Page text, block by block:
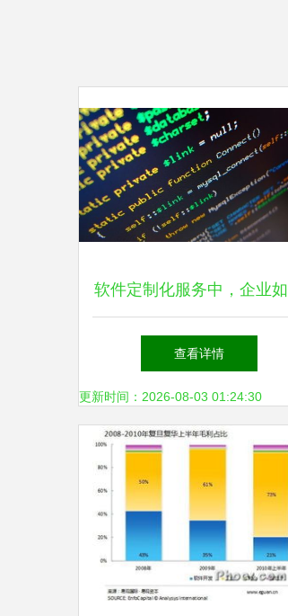
软件定制化服务中，企业
获取完整源代码的三大策略
全流程解析
查看详情
更新时间：2026-08-03 01:24:30